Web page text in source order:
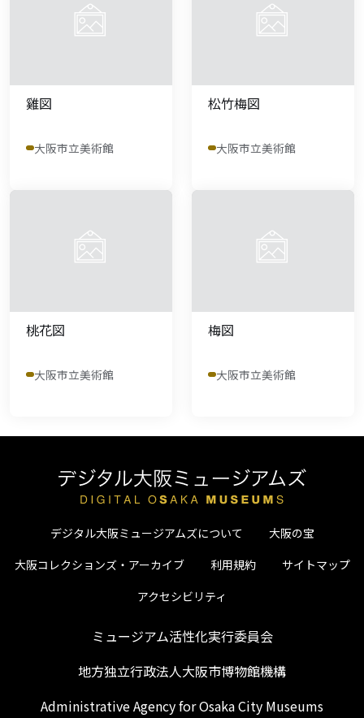
雞図
大阪市立美術館
松竹梅図
大阪市立美術館
桃花図
大阪市立美術館
梅図
大阪市立美術館
デジタル大阪ミュージアムズについて
大阪の宝
大阪コレクションズ・アーカイブ
利用規約
サイトマップ
アクセシビリティ
ミュージアム活性化実行委員会
地方独立行政法人大阪市博物館機構
Administrative Agency for Osaka City Museums